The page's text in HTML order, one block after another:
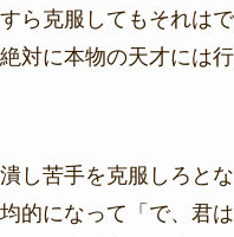
ら克服してもそれは
対に本物の天才には
し苦手を克服しろと
的になって「で、君